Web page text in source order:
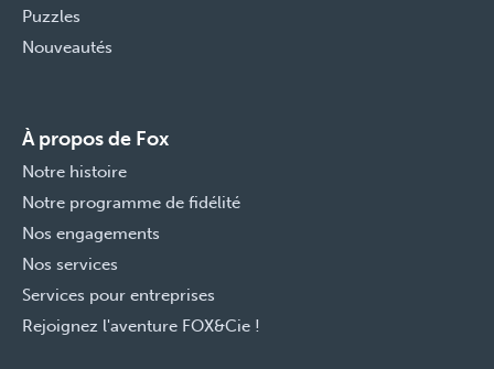
Puzzles
Nouveautés
À propos de Fox
Notre histoire
Notre programme de fidélité
Nos engagements
Nos services
Services pour entreprises
Rejoignez l'aventure FOX&Cie !